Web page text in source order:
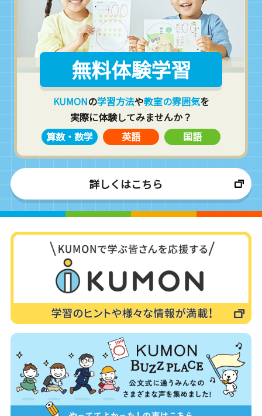
無料体験学習
KUMONの学習方法や教室の雰囲気を
実際に体験してみませんか？
算数・数学
英語 国語
詳しくはこちら